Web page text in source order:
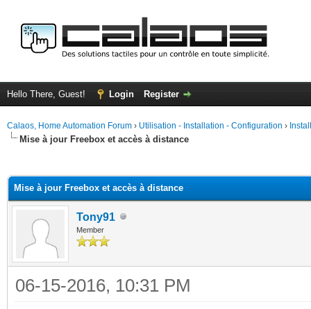
Hello There, Guest! Login Register
Calaos, Home Automation Forum › Utilisation - Installation - Configuration ›
Mise à jour Freebox et accès à distance
Mise à jour Freebox et accès à distance
Tony91
Member
06-15-2016, 10:31 PM